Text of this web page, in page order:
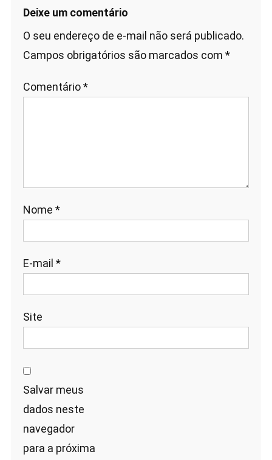
Deixe um comentário
O seu endereço de e-mail não será publicado.
Campos obrigatórios são marcados com *
Comentário*
Nome *
E-mail *
Site
Salvar meus
dados neste
navegador
para a próxima